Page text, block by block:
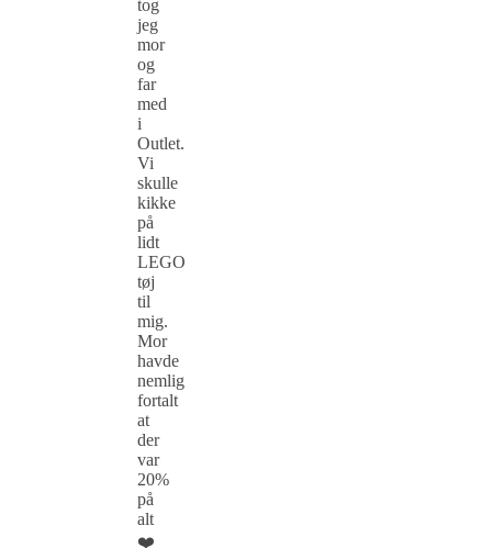
tog
jeg
mor
og
far
med
i
Outlet.
Vi
skulle
kikke
på
lidt
LEGO
tøj
til
mig.
Mor
havde
nemlig
fortalt
at
der
var
20%
på
alt
❤️